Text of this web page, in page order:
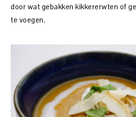
door wat gebakken kikkererwten of
te voegen.